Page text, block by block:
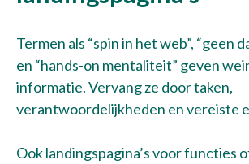
Termen als “spin in het web”, “geen
en “hands-on mentaliteit” geven
informatie. Vervang ze door taken,
verantwoordelijkheden en vereiste
Ook landingspagina’s voor functies